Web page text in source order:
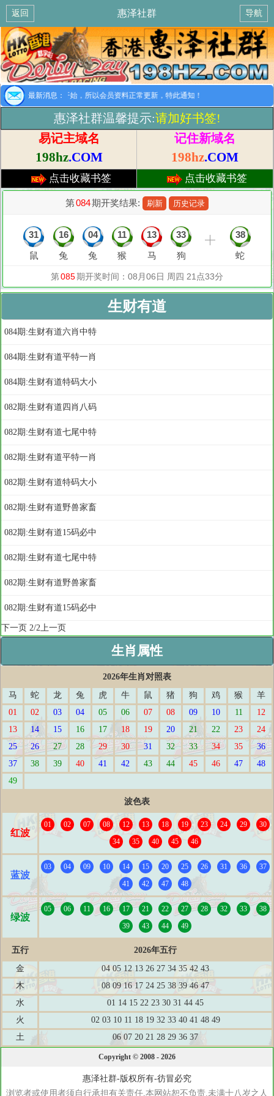
返回 惠泽社群 导航
最新消息：
示：8月1日开始，所以会员资料正常更新，特此通知！
惠泽社群温馨提示:请加好书签!
易记主域名
198hz.COM
记住新域名
198hz.COM
点击收藏书签 点击收藏书签
生财有道
084期:生财有道六肖中特
084期:生财有道平特一肖
084期:生财有道特码大小
082期:生财有道四肖八码
082期:生财有道七尾中特
082期:生财有道平特一肖
082期:生财有道特码大小
082期:生财有道野兽家畜
082期:生财有道15码必中
082期:生财有道七尾中特
082期:生财有道野兽家畜
082期:生财有道15码必中
下一页 2/2上一页
生肖属性
2026年生肖对照表
马
蛇 龙 兔 虎 牛 鼠 猪 狗 鸡 猴
羊
01
02 03 04 05 06 07 08 09 10 11
12
13
14 15 16 17 18 19 20 21 22 23
24
25
26 27 28 29 30 31 32 33 34 35
36
37
38 39 40 41 42 43 44 45 46 47
48
49
波色表
红波
01 02 07 08 12 13 18 19 23 24 29
30
34
35 40 45 46
蓝波
03 04 09 10 14 15 20 25 26 31 36
37
41
42 47 48
绿波
05 06 11 16 17 21 22 27 28 32 33
38
39
43 44 49
五行
2026年五行
金
04 05 12 13 26 27 34 35 42 43
木
08 09 16 17 24 25 38 39 46 47
水
01 14 15 22 23 30 31 44 45
火
02 03 10 11 18 19 32 33 40 41 48 49
土
06 07 20 21 28 29 36 37
Copyright © 2008 - 2026
惠泽社群-版权所有-彷冒必究
浏览者或使用者须自行承担有关责任,本网站恕不负责.未满十八岁之人